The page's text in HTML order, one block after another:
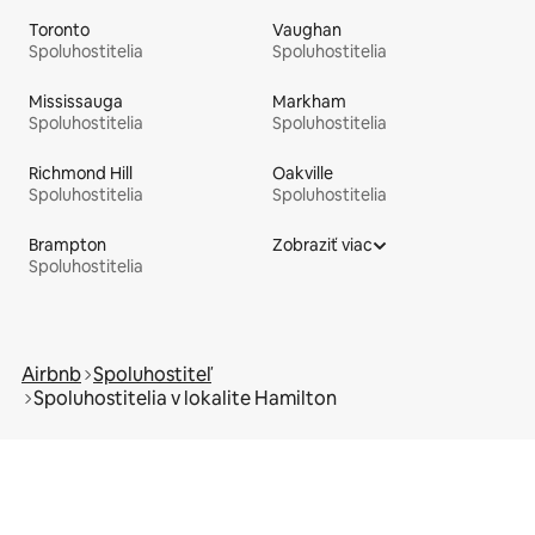
Toronto
Spoluhostitelia
Vaughan
Spoluhostitelia
Mississauga
Spoluhostitelia
Markham
Spoluhostitelia
Richmond Hill
Spoluhostitelia
Oakville
Spoluhostitelia
Brampton
Spoluhostitelia
Zobraziť viac
Airbnb Spoluhostiteľ
Spoluhostitelia v lokalite Hamilton